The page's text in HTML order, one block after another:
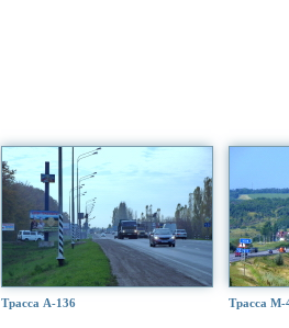
Трасса А-136 Трасса М-